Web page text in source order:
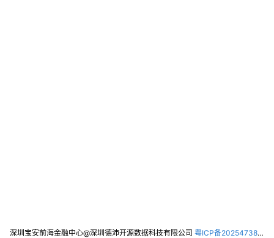
深圳宝安前海金融中心@深圳德沛开源数据科技有限公司 粤ICP备2025473821号-2